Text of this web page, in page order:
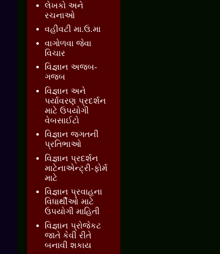
લેખકો અને
રચનાઓ
વહીવટી મા.ઉ.મા
વાગોળવા જેવા
વિચાર
વિજ્ઞાન અજબ-
ગજબ
વિજ્ઞાન અને
પર્યાવરણ પ્રદર્શન
માટે ઉપયોગી
વેબસાઈટો
વિજ્ઞાન જગતની
પ્રતિભાઓ
વિજ્ઞાન પ્રદર્શન
માટેનાએન્ટ્રી-ફોર્મ
માટે
વિજ્ઞાન પ્રવાહના
વિધાર્થીઓ માટે
ઉપયોગી માહિતી
વિજ્ઞાન પ્રોજેકટ
જાતે કેવી રીતે
બનાવી શકાય